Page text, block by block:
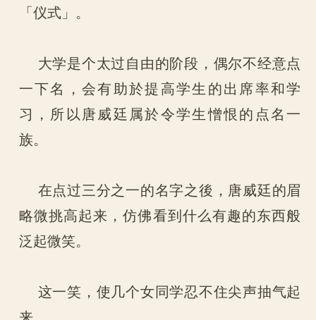
「仪式」。
大学是个太过自由的阶段，偶尔不经意点
一下名，会有助於提高学生的出席率和学
习，所以唐威廷属於令学生憎恨的点名一
族。
在点过三分之一的名字之後，唐威廷的眉
略微挑高起来，仿佛看到什么有趣的东西般
泛起微笑。
这一笑，使几个女同学忍不住尖声抽气起